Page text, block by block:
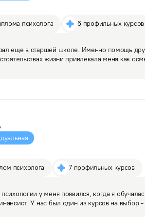
психолога 6 профильных курсов
еще в старшей школе. Именно помощь
жизни привлекала меня как
а также дополнительная ценность
психолога 7 профильных курсов
у меня появился, когда я
У нас был один из курсов на выбор -
дал мне несколько книг по